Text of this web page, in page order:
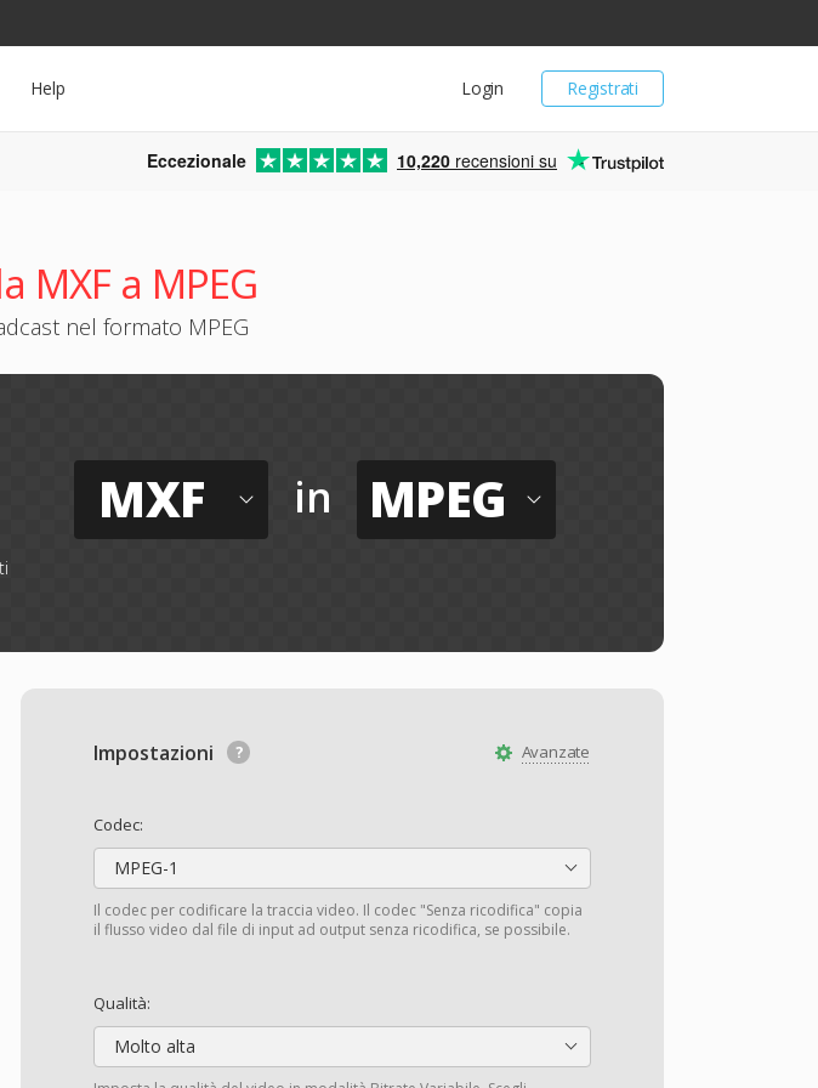
Registrati
Login
Help
Eccezionale 10,220 recensioni su
MXF a MPEG
nel formato MPEG
MXF in MPEG
Avanzate
Impostazioni
Codec:
MPEG-1
Il codec per codificare la traccia video. Il codec "Senza ricodifica" copia
il flusso video dal file di input ad output senza ricodifica, se possibile.
Qualità:
Molto alta